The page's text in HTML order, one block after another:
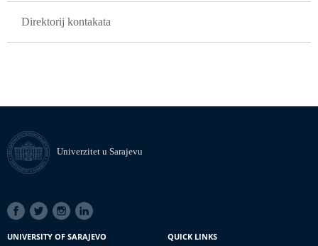
Direktorij kontakata
Univerzitet u Sarajevu
SOCIAL
LINKS
UNIVERSITY OF SARAJEVO
QUICK LINKS